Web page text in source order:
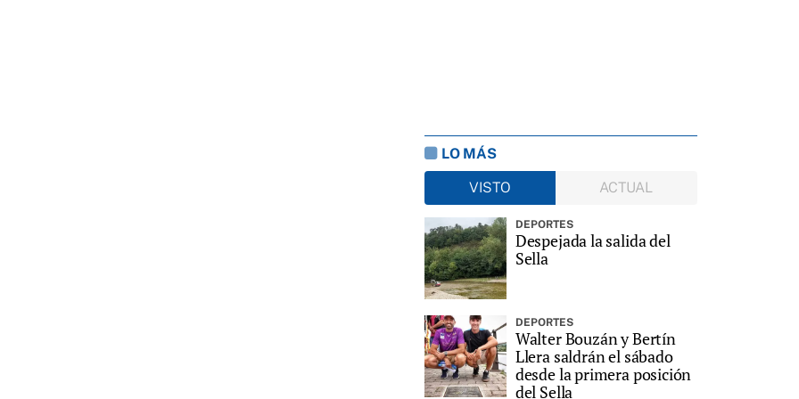
LO MÁS
VISTO
ACTUAL
DEPORTES
Despejada la salida del
Sella
DEPORTES
Walter Bouzán y Bertín
Llera saldrán el sábado
desde la primera posición
del Sella